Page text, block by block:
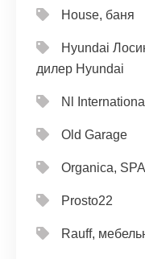
House, баня
Hyundai
дилер Hyundai
Nl International
Old Garage
Organica,
Prosto22
Rauff,